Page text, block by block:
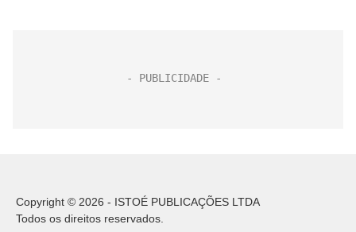
Copyright © 2026 - ISTOÉ PUBLICAÇÕES LTDA
Todos os direitos reservados.